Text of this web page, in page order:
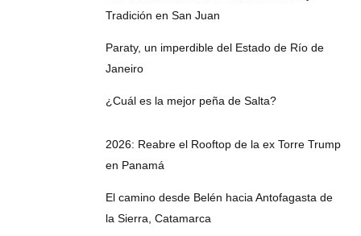
Tradición en San Juan
Paraty, un imperdible del Estado de Río de
Janeiro
¿Cuál es la mejor peña de Salta?
2026: Reabre el Rooftop de la ex Torre Trump
en Panamá
El camino desde Belén hacia Antofagasta de
la Sierra, Catamarca